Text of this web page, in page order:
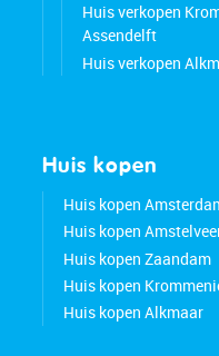
Huis verkopen
Assendelft
Huis verkopen
Huis kopen
Huis kopen
Huis kopen
Huis kopen Zaandam
Huis kopen
Huis kopen Alkmaar